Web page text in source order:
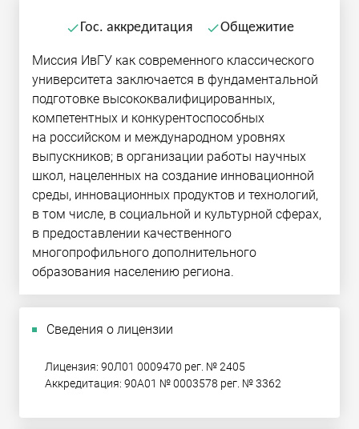
doneГос. аккредитация doneОбщежитие
Миссия ИвГУ как современного классического
университета заключается в фундаментальной
подготовке высококвалифицированных,
компетентных и конкурентоспособных
на российском и международном уровнях
выпускников; в организации работы научных
школ, нацеленных на создание инновационной
среды, инновационных продуктов и технологий,
в том числе, в социальной и культурной сферах,
в предоставлении качественного
многопрофильного дополнительного
образования населению региона.
Сведения о лицензии
Лицензия: 90Л01 0009470 рег. № 2405
Аккредитация: 90А01 № 0003578 рег. № 3362